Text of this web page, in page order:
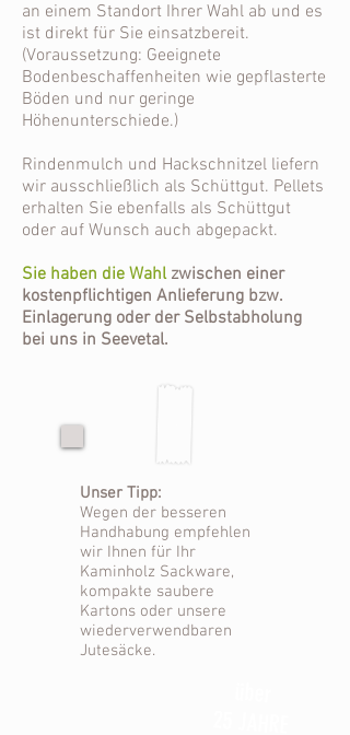
an einem Standort Ihrer Wahl ab und es
ist direkt für Sie einsatzbereit.
(Voraussetzung: Geeignete
Bodenbeschaffenheiten wie gepflasterte
Böden und nur geringe
Höhenunterschiede.)
Rindenmulch und Hackschnitzel liefern
wir ausschließlich als Schüttgut. Pellets
erhalten Sie ebenfalls als Schüttgut
oder auf Wunsch auch abgepackt.
Sie haben die Wahl zwischen einer
kostenpflichtigen Anlieferung bzw.
Einlagerung oder der Selbstabholung
bei uns in Seevetal.
Unser Tipp:
Wegen der besseren
Handhabung empfehlen
wir Ihnen für Ihr
Kaminholz Sackware,
kompakte saubere
Kartons oder unsere
wiederverwendbaren
Jutesäcke.